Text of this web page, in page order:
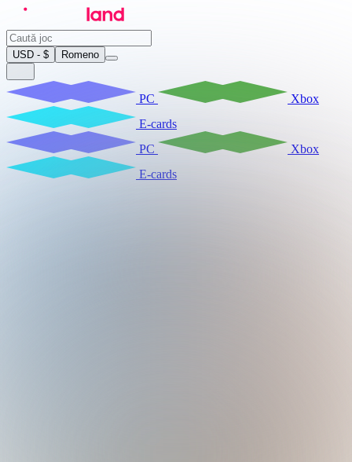
USD - $ Romeno
PC
Xbox
E-cards
PC
Xbox
E-cards